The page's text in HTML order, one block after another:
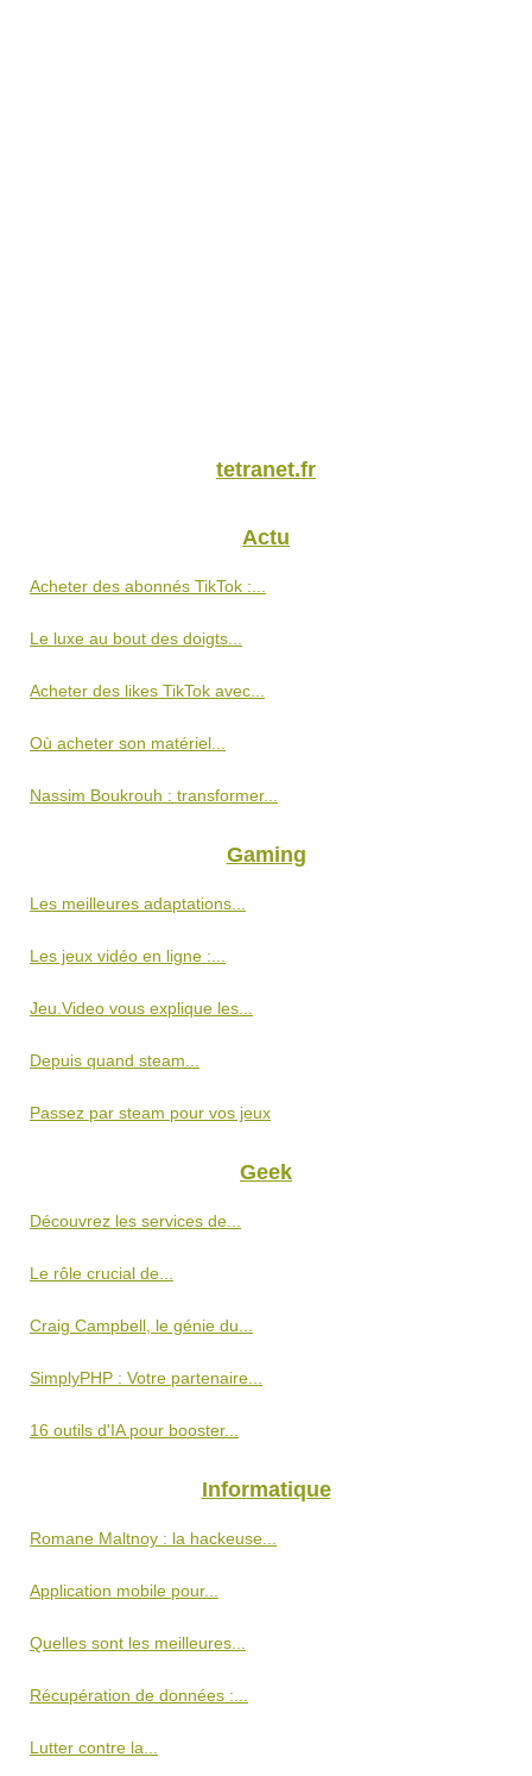
tetranet.fr
Actu
Acheter des abonnés TikTok :...
Le luxe au bout des doigts...
Acheter des likes TikTok avec...
Où acheter son matériel...
Nassim Boukrouh : transformer...
Gaming
Les meilleures adaptations...
Les jeux vidéo en ligne :...
Jeu.Video vous explique les...
Depuis quand steam...
Passez par steam pour vos jeux
Geek
Découvrez les services de...
Le rôle crucial de...
Craig Campbell, le génie du...
SimplyPHP : Votre partenaire...
16 outils d'IA pour booster...
Informatique
Romane Maltnoy : la hackeuse...
Application mobile pour...
Quelles sont les meilleures...
Récupération de données :...
Lutter contre la...